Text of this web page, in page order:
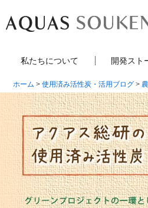
私たちについて 開発スト
ホーム > 使用済み活性炭・活用ブログ >